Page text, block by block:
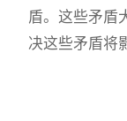
盾。这些矛盾
决这些矛盾将